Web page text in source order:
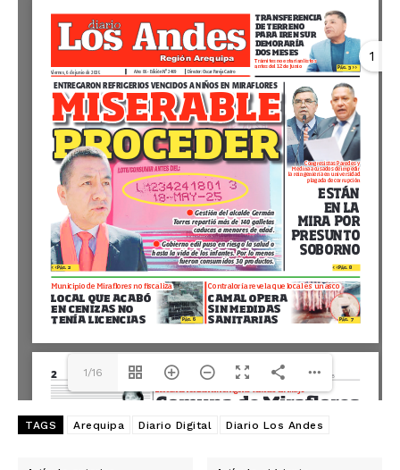
1/16
1
TAGS Arequipa Diario Digital Diario Los Andes